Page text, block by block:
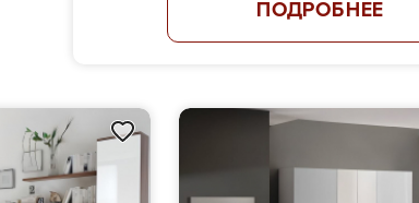
ПОДРОБНЕЕ